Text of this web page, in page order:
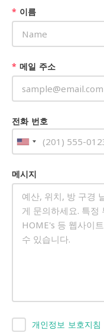
* 이름
* 메일 주소
전화 번호
메시지
개인정보 보호지침